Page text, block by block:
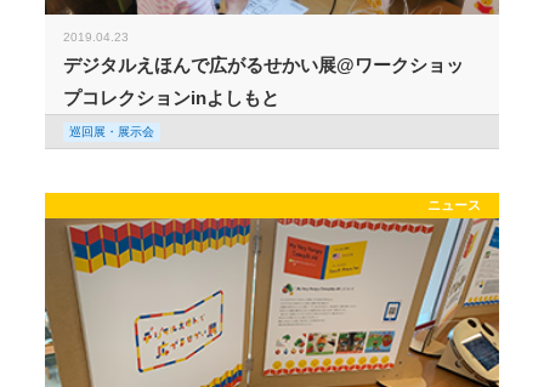
2019.04.23
デジタルえほんで広がるせかい展@ワークショッ
プコレクションinよしもと
巡回展・展示会
ニュース